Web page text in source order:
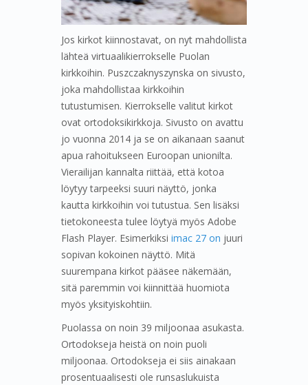
Jos kirkot kiinnostavat, on nyt mahdollista
lähteä virtuaalikierrokselle Puolan
kirkkoihin. Puszczaknyszynska on sivusto,
joka mahdollistaa kirkkoihin
tutustumisen. Kierrokselle valitut kirkot
ovat ortodoksikirkkoja. Sivusto on avattu
jo vuonna 2014 ja se on aikanaan saanut
apua rahoitukseen Euroopan unionilta.
Vierailijan kannalta riittää, että kotoa
löytyy tarpeeksi suuri näyttö, jonka
kautta kirkkoihin voi tutustua. Sen lisäksi
tietokoneesta tulee löytyä myös Adobe
Flash Player. Esimerkiksi imac 27 on juuri
sopivan kokoinen näyttö. Mitä
suurempana kirkot pääsee näkemään,
sitä paremmin voi kiinnittää huomiota
myös yksityiskohtiin.
Puolassa on noin 39 miljoonaa asukasta.
Ortodokseja heistä on noin puoli
miljoonaa. Ortodokseja ei siis ainakaan
prosentuaalisesti ole runsaslukuista